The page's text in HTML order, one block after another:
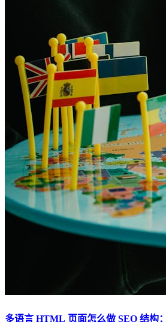
多语言 HTML 页面怎么做 SEO 结构